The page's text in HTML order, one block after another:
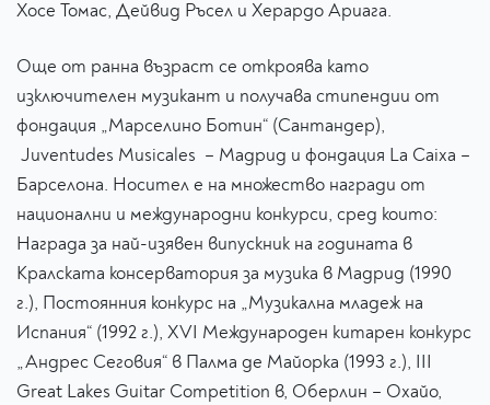
Хосе Томас, Дейвид Ръсел и Херардо Ариага.
Още от ранна възраст се откроява като
изключителен музикант и получава стипендии от
фондация „Марселино Ботин“ (Сантандер),
Juventudes Musicales – Мадрид и фондация La Caixa –
Барселона. Носител е на множество награди от
национални и международни конкурси, сред които:
Награда за най-изявен випускник на годината в
Кралската консерватория за музика в Мадрид (1990
г.), Постоянния конкурс на „Музикална младеж на
Испания“ (1992 г.), XVI Международен китарен конкурс
„Андрес Сеговия“ в Палма де Майорка (1993 г.), III
Great Lakes Guitar Competition в, Оберлин – Охайо,